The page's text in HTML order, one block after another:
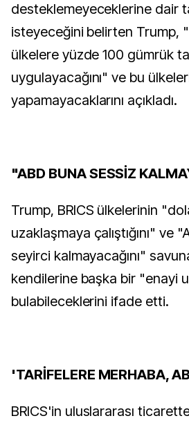
desteklemeyeceklerine dair
isteyeceğini belirten Trump,
ülkelere yüzde 100 gümrük
uygulayacağını" ve bu
yapamayacaklarını açıkladı.
"ABD BUNA SESSİZ
Trump, BRICS ülkelerinin
uzaklaşmaya çalıştığını" ve
seyirci kalmayacağını"
kendilerine başka bir "enayi
bulabileceklerini ifade etti.
'TARİFELERE MERHABA,
BRICS'in uluslararası